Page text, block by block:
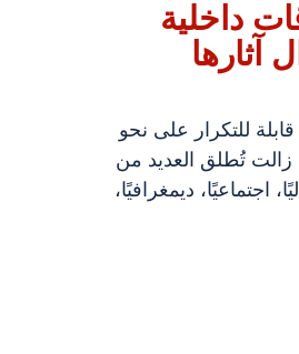
داخلية
آثارها
قابلة للتكرار على نحو
زالت تُطلق العديد من
اجتماعيًا، ديمغرافيًا،